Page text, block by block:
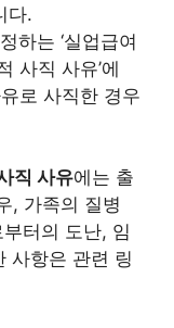
다.
하는 ‘실업급여
사직 사유’에
로 사직한 경우
직 사유에는 출
, 가족의 질병
터의 도난, 임
사항은 관련 링